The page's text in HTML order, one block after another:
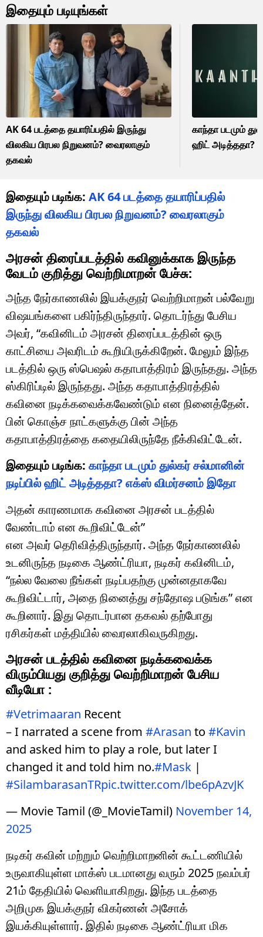
இதையும் படியுங்கள்
AK 64 படத்தை தயாரிப்பதில் இருந்து
விலகிய பிரபல நிறுவனம்? வைரலாகும்
தகவல்
காந்தா படமும்
ஹிட்
இதையும் படிங்க: AK 64 படத்தை தயாரிப்பதில்
இருந்து விலகிய பிரபல நிறுவனம்? வைரலாகும்
தகவல்
அரசன் திரைப்படத்தில் கவினுக்காக இருந்த
வேடம் குறித்து வெற்றிமாறன் பேச்சு:
அந்த நேர்காணலில் இயக்குநர் வெற்றிமாறன் பல்வேறு
விஷயங்களை பகிர்ந்திருந்தார். தொடர்ந்து பேசிய
அவர், “கவினிடம் அரசன் திரைப்படத்தின் ஒரு
காட்சியை அவரிடம் கூறியிருக்கிறேன். மேலும் இந்த
படத்தில் ஒரு ஸ்பெஷல் கதாபாத்திரம் இருந்தது. அந்த
ஸ்கிரிப்டில் இருந்தது. அந்த கதாபாத்திரத்தில்
கவினை நடிக்கவைக்கவேண்டும் என நினைத்தேன்.
பின் கொஞ்ச நாட்களுக்கு பின் அந்த
கதாபாத்திரத்தை கதையிலிருந்தே நீக்கிவிட்டேன்.
இதையும் படிங்க: காந்தா படமும் துல்கர் சல்மானின்
நடிப்பில் ஹிட் அடித்ததா? எக்ஸ் விமர்சனம் இதோ
அதன் காரணமாக கவினை அரசன் படத்தில்
வேண்டாம் என கூறிவிட்டேன்”
என அவர் தெரிவித்திருந்தார். அந்த நேர்காணலில்
உடனிருந்த நடிகை ஆண்ட்ரியா, நடிகர் கவினிடம்,
“நல்ல வேலை நீங்கள் நடிப்பதற்கு முன்னதாகவே
கூறிவிட்டார், அதை நினைத்து சந்தோஷ படுங்க” என
கூறினார். இது தொடர்பான தகவல் தற்போது
ரசிகர்கள் மத்தியில் வைரலாகிவருகிறது.
அரசன் படத்தில் கவினை நடிக்கவைக்க
விரும்பியது குறித்து வெற்றிமாறன் பேசிய
வீடியோ :
#Vetrimaaran Recent
– I narrated a scene from #Arasan to #Kavin
and asked him to play a role, but later I
changed it and told him no.#Mask |
#SilambarasanTRpic.twitter.com/lbe6pAzvJK
— Movie Tamil (@_MovieTamil) November 14,
2025
நடிகர் கவின் மற்றும் வெற்றிமாறனின் கூட்டணியில்
உருவாகியுள்ள மாக்ஸ் படமானது வரும் 2025 நவம்பர்
21ம் தேதியில் வெளியாகிறது. இந்த படத்தை
அறிமுக இயக்குநர் விகர்ணன் அசோக்
இயக்கியுள்ளார். இதில் நடிகை ஆண்ட்ரியா மிக